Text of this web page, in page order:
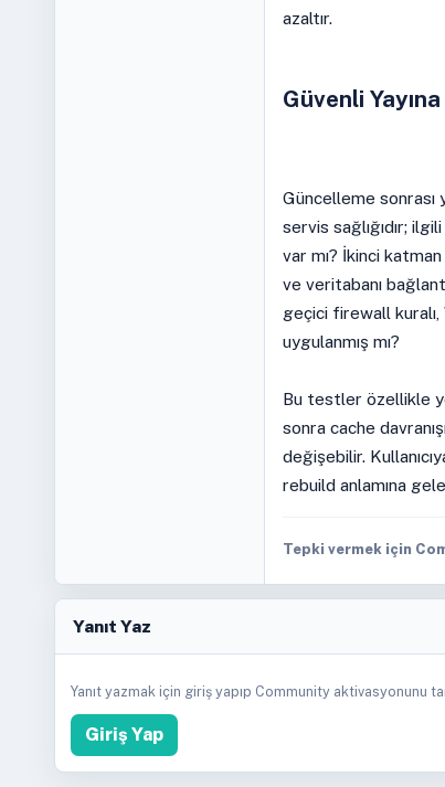
azaltır.
Güvenli
Güncelleme sonrası
servis sağlığıdır;
var mı? İkinci katman
ve veritabanı
geçici firewall
uygulanmış mı?
Bu testler özellikle
sonra cache
değişebilir.
rebuild anlamına
Tepki vermek için
Yanıt Yaz
Yanıt yazmak için giriş yapıp Community aktivasyonunu
Giriş Yap